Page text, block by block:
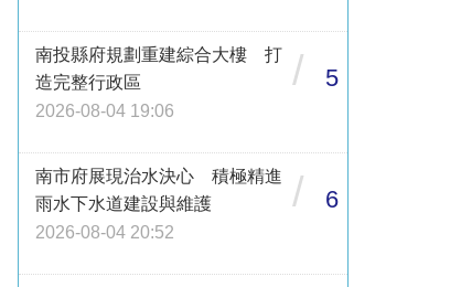
南投縣府規劃重建綜合大樓 打
造完整行政區
2026-08-04 19:06
/ 5
南市府展現治水決心 積極精進
雨水下水道建設與維護
2026-08-04 20:52
/ 6